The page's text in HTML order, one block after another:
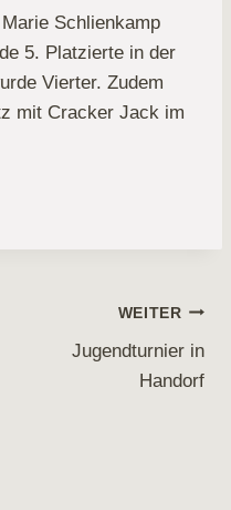
Schlienkamp
5. Platzierte in der
Vierter. Zudem
mit Cracker Jack im
WEITER
Jugendturnier in
Handorf